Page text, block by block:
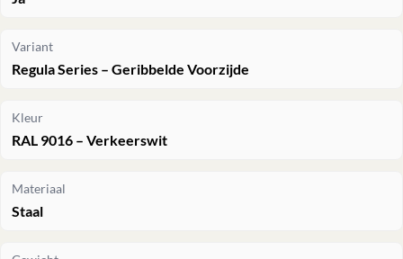
Variant
Regula Series – Geribbelde Voorzijde
Kleur
RAL 9016 – Verkeerswit
Materiaal
Staal